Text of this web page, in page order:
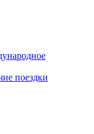
поездки